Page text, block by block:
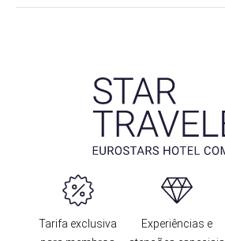
Tarifa exclusiva
Experiências e